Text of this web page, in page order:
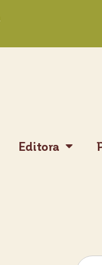
Editora